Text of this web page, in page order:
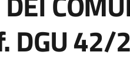
DGU